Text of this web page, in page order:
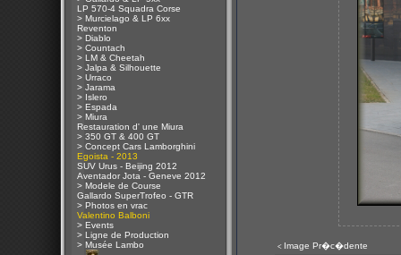
LP 570-4 Squadra Corse
> Murcielago & LP 6xx
Reventon
> Diablo
> Countach
> LM & Cheetah
> Jalpa & Silhouette
> Urraco
> Jarama
> Islero
> Espada
> Miura
Restauration d' une Miura
> 350 GT & 400 GT
> Concept Cars Lamborghini
Egoista - 2013
SUV Urus - Beijing 2012
Aventador Jota - Geneve 2012
> Modele de Course
Gallardo SuperTrofeo - GTR
> Photos en vrac
Valentino Balboni
> Events
> Ligne de Production
> Musée Lambo
< Image Pr�c�dente